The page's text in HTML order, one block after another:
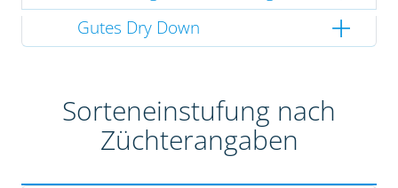
Gutes Dry Down
Sorteneinstufung nach
Züchterangaben